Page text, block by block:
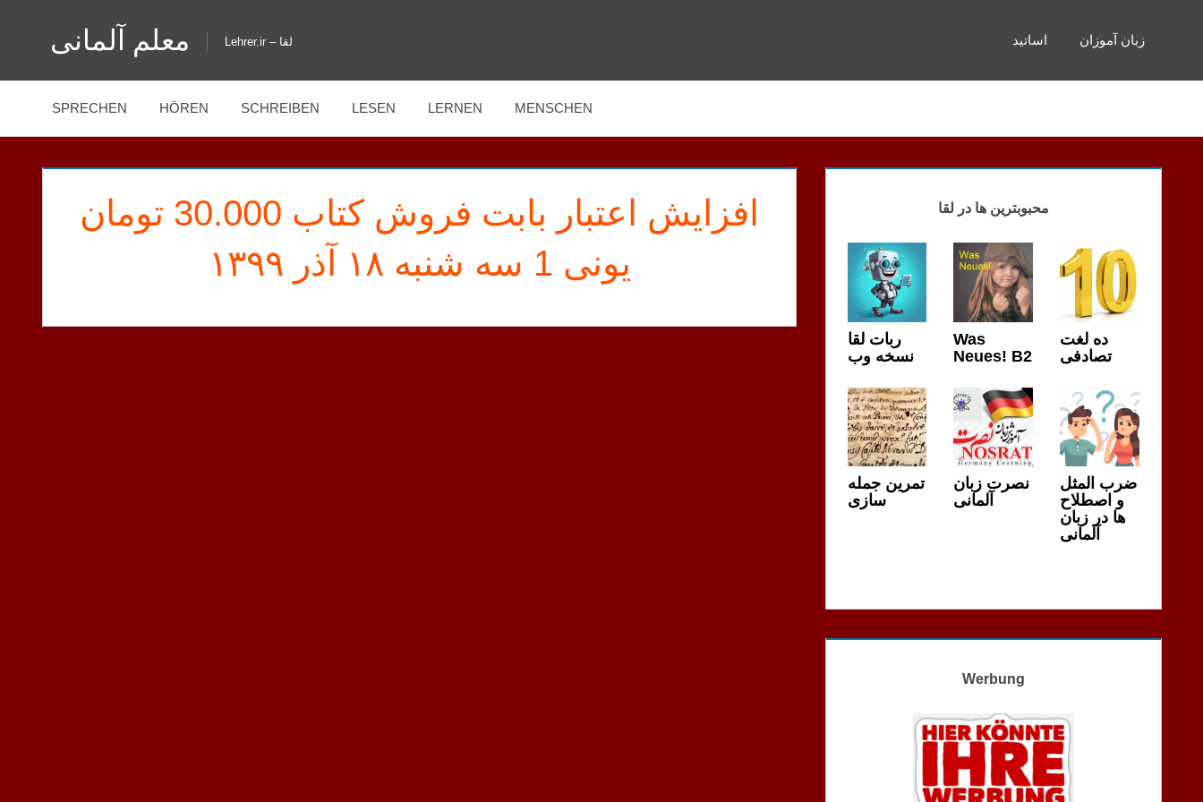
معلم آلمانی Lehrer.ir – لقا اساتید زبان آموزان
SPRECHEN HÖREN SCHREIBEN LESEN LERNEN MENSCHEN
افزایش اعتبار بابت فروش کتاب 30.000 تومان
یونی 1 سه شنبه ۱۸ آذر ۱۳۹۹
محبوبترین ها در لقا
ربات لقا
نسخه وب
Was
Neues! B2
ده لغت
تصادفی
تمرین جمله
سازی
نصرت زبان
آلمانی
ضرب المثل
و اصطلاح
ها در زبان
آلمانی
Werbung